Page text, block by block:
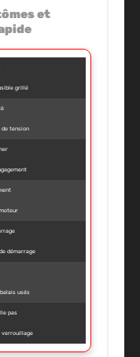
et
grillé
tension
démarrage
usés
pas
verrouillage